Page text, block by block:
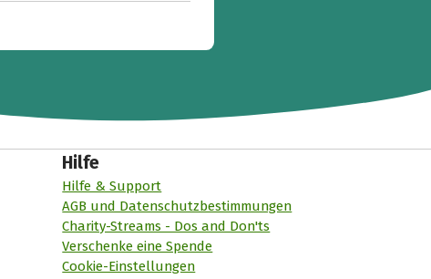
Hilfe
Hilfe & Support
AGB und Datenschutzbestimmungen
Charity-Streams - Dos and Don'ts
Verschenke eine Spende
Cookie-Einstellungen